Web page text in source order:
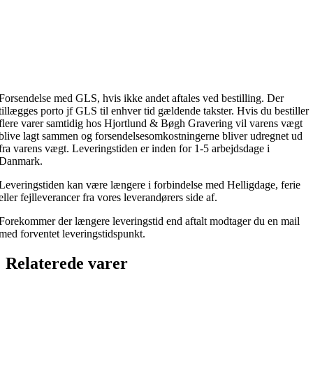
med GLS, hvis ikke andet aftales ved bestilling. Der
porto jf GLS til enhver tid gældende takster. Hvis du bestiller
varer samtidig hos Hjortlund & Bøgh Gravering vil varens vægt
lagt sammen og forsendelsesomkostningerne bliver udregnet ud
varens vægt. Leveringstiden er inden for 1-5 arbejdsdage i
kan være længere i forbindelse med Helligdage, ferie
fejlleverancer fra vores leverandørers side af.
der længere leveringstid end aftalt modtager du en mail
forventet leveringstidspunkt.
Relaterede varer